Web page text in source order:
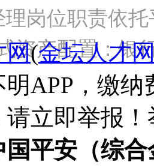
理岗位职责依
资产配置：
网(金坛人才
APP，缴
请立即举报
国平安（综